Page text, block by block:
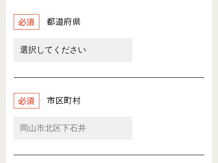
必須 都道府県
必須 市区町村